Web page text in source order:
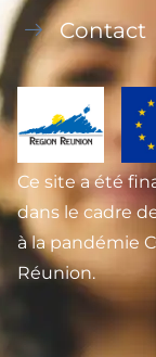
Contact
Ce site a été
dans le cadre
à la pandémie
Réunion.